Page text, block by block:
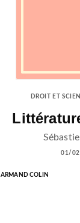
DROIT ET
01/
ARMAND COLIN